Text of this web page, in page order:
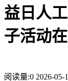
益日人
子活动
阅读量:0 2026-05-